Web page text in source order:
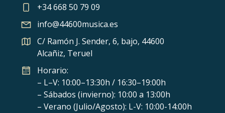
+34 668 50 79 09
info@44600musica.es
C/ Ramón J. Sender, 6, bajo, 44600
Alcañiz, Teruel
Horario:
– L–V: 10:00–13:30h / 16:30–19:00h
– Sábados (invierno): 10:00 a 13:00h
– Verano (Julio/Agosto): L-V: 10:00-14:00h